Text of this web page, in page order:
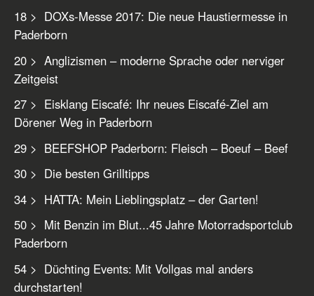
18 > DOXs-Messe 2017: Die neue Haustiermesse in
Paderborn
20 > Anglizismen – moderne Sprache oder nerviger
Zeitgeist
27 > Eisklang Eiscafé: Ihr neues Eiscafé-Ziel am
Dörener Weg in Paderborn
29 > BEEFSHOP Paderborn: Fleisch – Boeuf – Beef
30 > Die besten Grilltipps
34 > HATTA: Mein Lieblingsplatz – der Garten!
50 > Mit Benzin im Blut...45 Jahre Motorradsportclub
Paderborn
54 > Düchting Events: Mit Vollgas mal anders
durchstarten!